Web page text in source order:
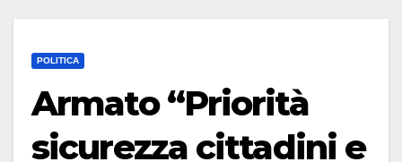
POLITICA
Armato “Priorità
sicurezza cittadini e